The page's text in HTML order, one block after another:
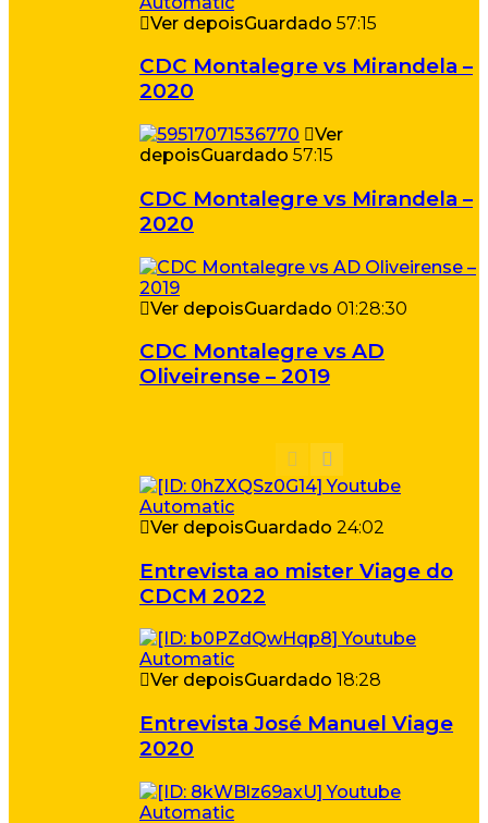
Ver depoisGuardado 57:15
CDC Montalegre vs Mirandela –
2020
Ver
depoisGuardado 57:15
CDC Montalegre vs Mirandela –
2020
Ver depoisGuardado 01:28:30
CDC Montalegre vs AD
Oliveirense – 2019
Ver depoisGuardado 24:02
Entrevista ao mister Viage do
CDCM 2022
Ver depoisGuardado 18:28
Entrevista José Manuel Viage
2020